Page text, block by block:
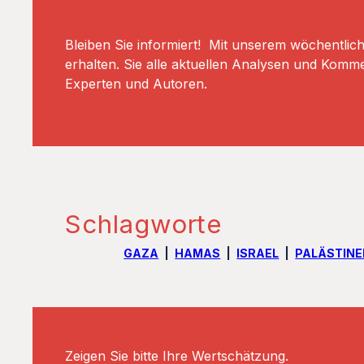
Bleiben Sie informiert! Mit unserem
erhalten. Sie alle aktuellen Analysen und
Experten und Autoren.
Schlagworte
GAZA HAMAS ISRAEL
Zeigen Sie bitte Ihre Wertschätzung.